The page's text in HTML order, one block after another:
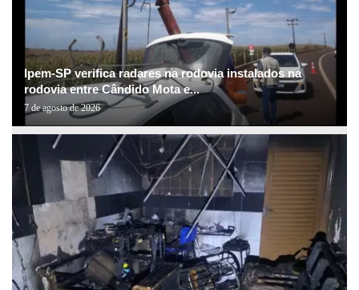
Ipem-SP verifica radares na rodovia instalados na
rodovia entre Cândido Mota e...
7 de agosto de 2026